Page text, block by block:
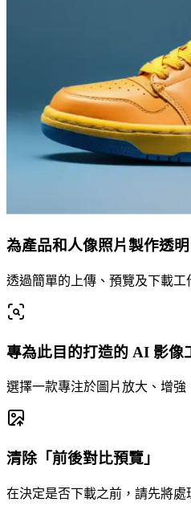
為產品和人像照片製作透
透過簡單的上傳、預覽及下載
專為此目的打造的 AI 影像
選擇一款專注於圖片放大、增
清除「前後對比預覽」
在決定是否下載之前，請先將處